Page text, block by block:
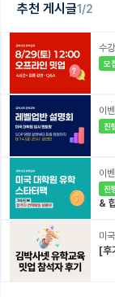
추천 게시글1/2
수
모
이
진
이
진
&
미
[후